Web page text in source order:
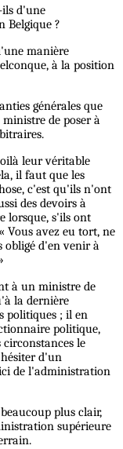
ils d'une
Belgique ?
manière
à la position
générales que
de poser à
leur véritable
il faut que les
c'est qu'ils n'ont
des devoirs à
lorsque, s'ils ont
Vous avez eu tort, ne
obligé d'en venir à
à un ministre de
la dernière
politiques ; il en
politique,
le
hésiter d'un
de l'administration
plus clair,
supérieure